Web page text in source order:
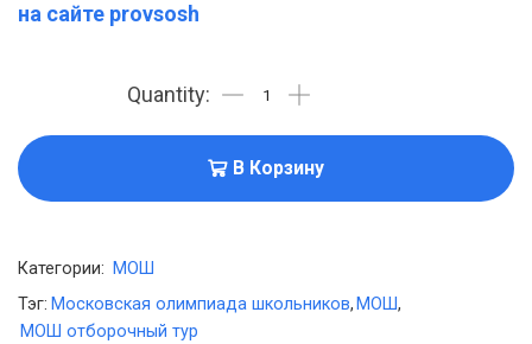
на сайте provsosh
В Корзину
Категории: МОШ
Тэг: Московская олимпиада школьников, МОШ,
МОШ отборочный тур